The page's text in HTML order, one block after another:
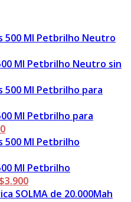
Ml Petbrilho Neutro sin
Ml Petbrilho para
El
precio
es:
$3.900.
Ml Petbrilho
El
$3.900El
precio